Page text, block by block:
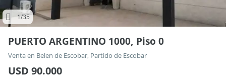
1/35
PUERTO ARGENTINO 1000, Piso 0
Venta en Belen de Escobar, Partido de Escobar
USD 90.000